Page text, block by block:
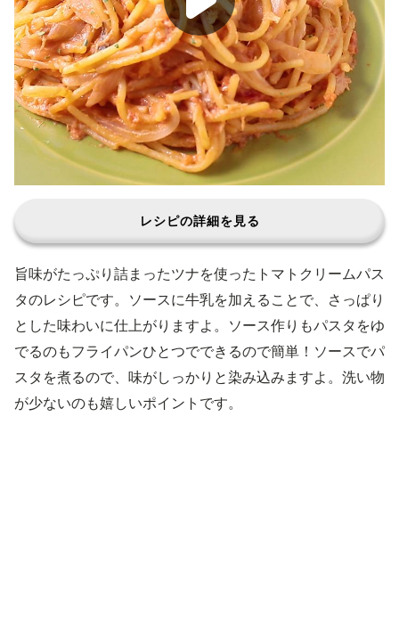
レシピの詳細を見る
旨味がたっぷり詰まったツナを使ったトマトクリームパス
タのレシピです。ソースに牛乳を加えることで、さっぱり
とした味わいに仕上がりますよ。ソース作りもパスタをゆ
でるのもフライパンひとつでできるので簡単！ソースでパ
スタを煮るので、味がしっかりと染み込みますよ。洗い物
が少ないのも嬉しいポイントです。